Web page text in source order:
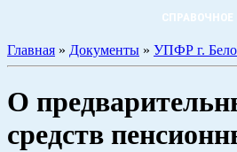
СПРАВОЧНОЕ
Главная » Документы » УПФР г.
О
средств